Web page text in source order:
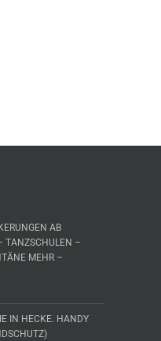
AB
TANZSCHULEN –
MEHR –
IN HECKE. HANDY